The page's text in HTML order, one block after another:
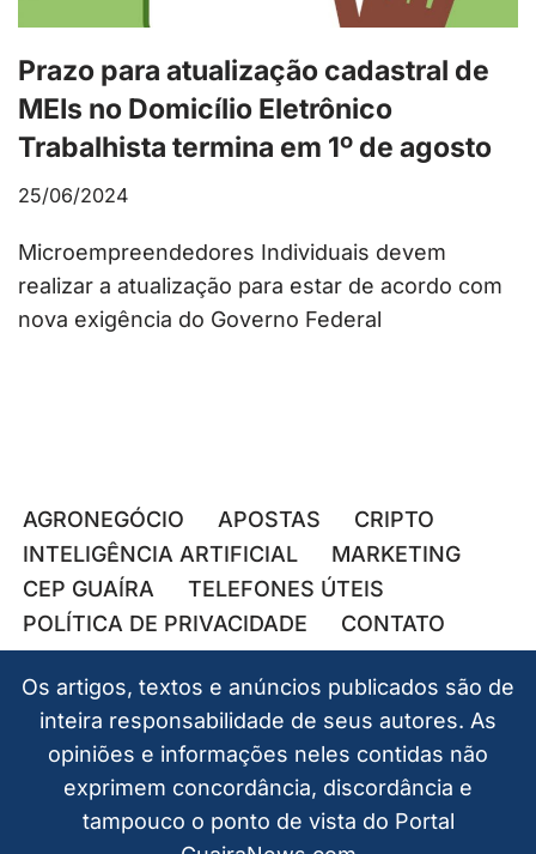
Prazo para atualização cadastral de
MEIs no Domicílio Eletrônico
Trabalhista termina em 1º de agosto
25/06/2024
Microempreendedores Individuais devem
realizar a atualização para estar de acordo com
nova exigência do Governo Federal
AGRONEGÓCIO APOSTAS
CRIPTO
INTELIGÊNCIA ARTIFICIAL
MARKETING
CEP GUAÍRA
TELEFONES ÚTEIS
POLÍTICA DE PRIVACIDADE
CONTATO
Os artigos, textos e anúncios publicados são de
inteira responsabilidade de seus autores. As
opiniões e informações neles contidas não
exprimem concordância, discordância e
tampouco o ponto de vista do Portal